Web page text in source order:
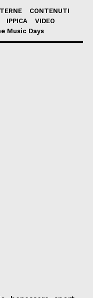
CONTENUTI
IPPICA
VIDEO
Music Days